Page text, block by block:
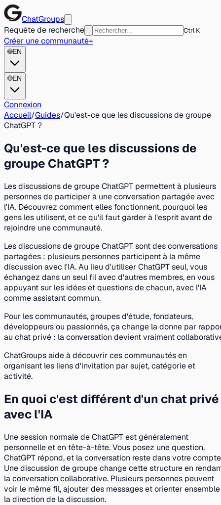
ChatGroups
Requête de recherche
Ctrl K
Créer une communauté+
🌐EN
🌐EN
Connexion
Accueil/Guides/Qu'est-ce que les discussions de groupe
ChatGPT ?
Qu'est-ce que les discussions de
groupe ChatGPT ?
Les discussions de groupe ChatGPT permettent à plusieurs
personnes de participer à une conversation partagée avec
l'IA. Découvrez comment elles fonctionnent, pourquoi les
gens les utilisent, et ce qu'il faut garder à l'esprit avant de
rejoindre une communauté.
Les discussions de groupe ChatGPT sont des conversations
partagées : plusieurs personnes participent à la même
discussion avec l'IA. Au lieu d'utiliser ChatGPT seul, vous
échangez dans un seul fil avec d'autres membres, en vous
appuyant sur les idées et questions de chacun, avec l'IA
comme assistant commun.
Pour les communautés, groupes d'étude, fondateurs,
développeurs ou passionnés, ça change la donne par
au chat privé : la conversation devient vraiment
ChatGroups aide à découvrir ces communautés en
organisant les liens d'invitation par sujet, catégorie et
activité.
En quoi c'est différent d'un chat privé
avec l'IA
Une session normale de ChatGPT est généralement
personnelle et en tête-à-tête. Vous posez une question,
ChatGPT répond, et la conversation reste dans votre
Une discussion de groupe change cette structure en
la conversation collaborative. Plusieurs personnes peuvent
voir le même fil, ajouter des messages et orienter ensemble
la direction de la discussion.